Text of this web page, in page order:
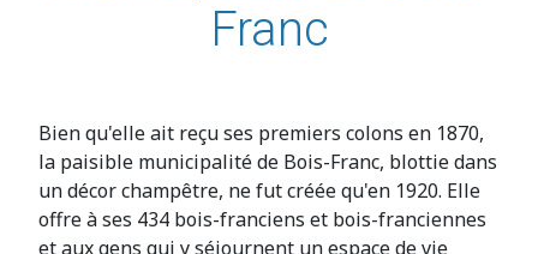
Franc
Bien qu'elle ait reçu ses premiers colons en 1870,
la paisible municipalité de Bois-Franc, blottie dans
un décor champêtre, ne fut créée qu'en 1920. Elle
offre à ses 434 bois-franciens et bois-franciennes
et aux gens qui y séjournent un espace de vie